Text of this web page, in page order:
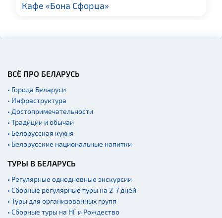
архитектура
Производства
Военная история
Мастер-классы
Квесты
Садово-парковая
архитектура
Кафе «Бона Сфорца»
ВСЁ ПРО БЕЛАРУСЬ
• Города Беларуси
• Инфраструктура
• Достопримечательности
• Традиции и обычаи
• Белорусская кухня
• Белорусские национальные напитки
ТУРЫ В БЕЛАРУСЬ
• Регулярные однодневные экскурсии
• Сборные регулярные туры на 2-7 дней
• Туры для организованных групп
• Сборные туры на НГ и Рождество